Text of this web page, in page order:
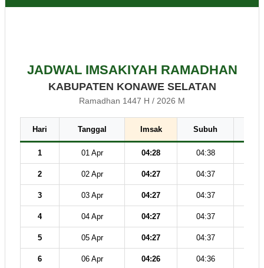
JADWAL IMSAKIYAH RAMADHAN
KABUPATEN KONAWE SELATAN
Ramadhan 1447 H / 2026 M
Hari Tanggal Imsak Subuh
1 01 Apr 04:28 04:38
2 02 Apr 04:27 04:37
3 03 Apr 04:27 04:37
4 04 Apr 04:27 04:37
5 05 Apr 04:27 04:37
6 06 Apr 04:26 04:36